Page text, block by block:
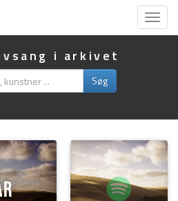
Vis
i arkivet
Søg